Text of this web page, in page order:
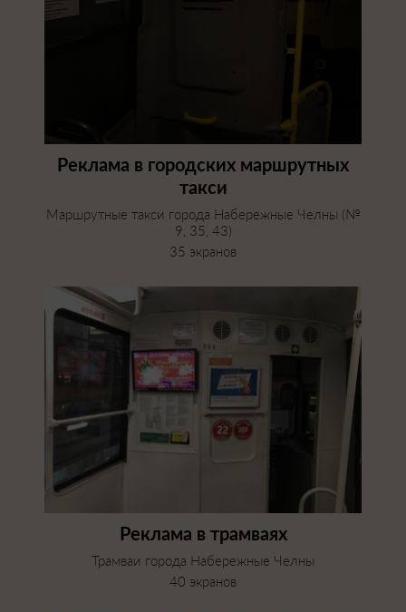
Реклама в городских маршрутных
такси
Маршрутные такси города Набережные Челны (№
9, 35, 43)
35 экранов
Реклама в трамваях
Трамваи города Набережные Челны
40 экранов